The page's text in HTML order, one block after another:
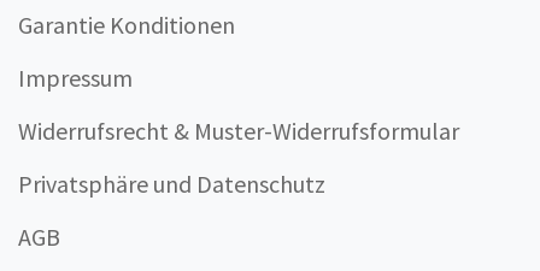
Garantie Konditionen
Impressum
Widerrufsrecht & Muster-Widerrufsformular
Privatsphäre und Datenschutz
AGB